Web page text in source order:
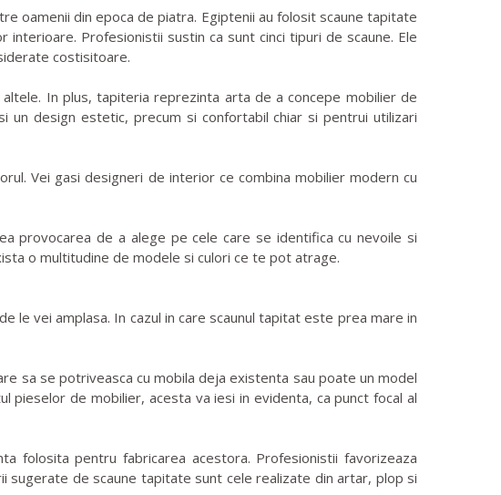
oamenii din epoca de piatra. Egiptenii au folosit scaune tapitate
Profesionistii sustin ca sunt cinci tipuri de scaune. Ele
costisitoare.
In plus, tapiteria reprezinta arta de a concepe mobilier de
un design estetic, precum si confortabil chiar si pentrui utilizari
Vei gasi designeri de interior ce combina mobilier modern cu
provocarea de a alege pe cele care se identifica cu nevoile si
o multitudine de modele si culori ce te pot atrage.
le vei amplasa. In cazul in care scaunul tapitat este prea mare in
sa se potriveasca cu mobila deja existenta sau poate un model
de mobilier, acesta va iesi in evidenta, ca punct focal al
folosita pentru fabricarea acestora. Profesionistii favorizeaza
sugerate de scaune tapitate sunt cele realizate din artar, plop si